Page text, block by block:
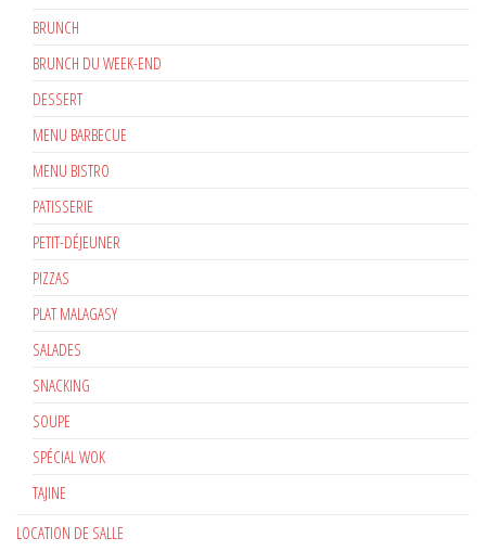
BRUNCH
BRUNCH DU WEEK-END
DESSERT
MENU BARBECUE
MENU BISTRO
PATISSERIE
PETIT-DÉJEUNER
PIZZAS
PLAT MALAGASY
SALADES
SNACKING
SOUPE
SPÉCIAL WOK
TAJINE
LOCATION DE SALLE